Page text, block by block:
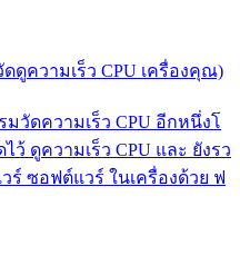
ดูความเร็ว CPU เครื่องคุณ)
วัดความเร็ว CPU อีกหนึ่งโ
ดูความเร็ว CPU และ ยังรว
ร์ ซอฟต์แวร์ ในเครื่องด้วย ฟ